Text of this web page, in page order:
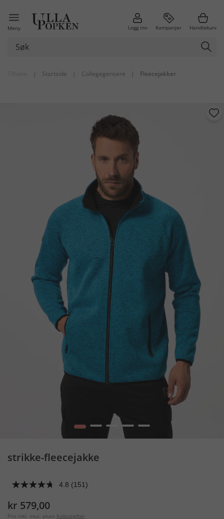
Meny Logg inn Kampanjer Handlekurv
| Startside | Collegegensere | Fleecejakker
1 2 3 4 5
strikke-fleecejakke
4.8 (151)
kr 579,00
Pris inkl. mva. pluss fraktutgifter